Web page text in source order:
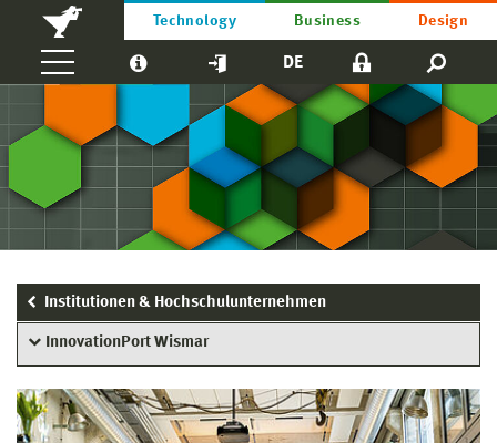
Technology Business Design
DE
Institutionen & Hochschulunternehmen
InnovationPort Wismar